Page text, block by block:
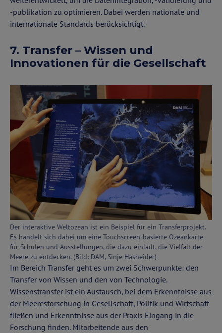
-publikation zu optimieren. Dabei werden nationale und
internationale Standards berücksichtigt.
7. Transfer – Wissen und
Innovationen für die Gesellschaft
Der interaktive Weltozean ist ein Beispiel für ein Transferprojekt.
Es handelt sich dabei um eine Touchscreen-basierte Ozeankarte
für Schulen und Ausstellungen, die dazu einlädt, die Vielfalt der
Meere zu entdecken. (Bild: DAM, Sinje Hasheider)
Im Bereich Transfer geht es um zwei Schwerpunkte: den
Transfer von Wissen und den von Technologie.
Wissenstransfer ist ein Austausch, bei dem Erkenntnisse aus
der Meeresforschung in Gesellschaft, Politik und Wirtschaft
fließen und Erkenntnisse aus der Praxis Eingang in die
Forschung finden. Mitarbeitende aus den